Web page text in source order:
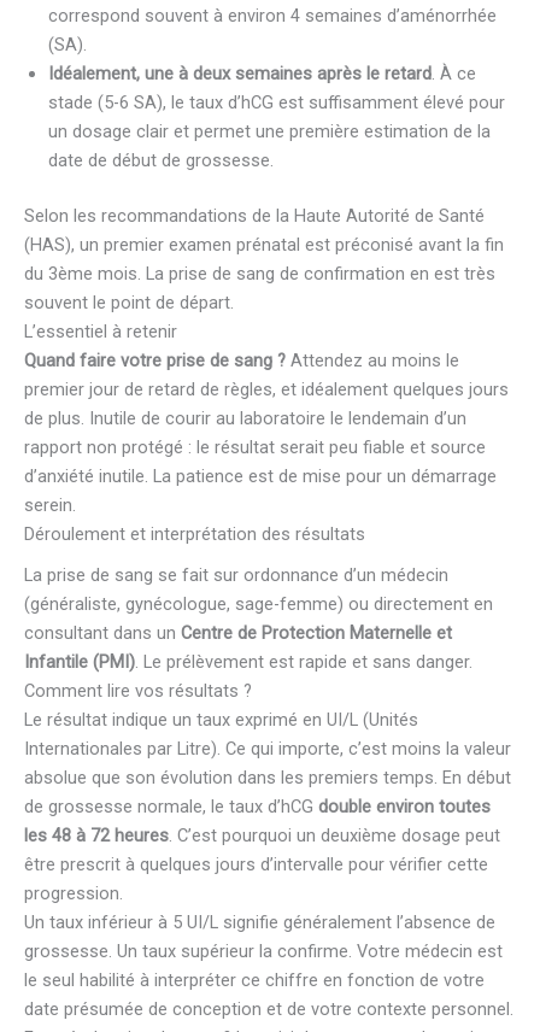
correspond souvent à environ 4 semaines d’aménorrhée
(SA).
Idéalement, une à deux semaines après le retard. À ce
stade (5-6 SA), le taux d’hCG est suffisamment élevé pour
un dosage clair et permet une première estimation de la
date de début de grossesse.
Selon les recommandations de la Haute Autorité de Santé
(HAS), un premier examen prénatal est préconisé avant la fin
du 3ème mois. La prise de sang de confirmation en est très
souvent le point de départ.
L’essentiel à retenir
Quand faire votre prise de sang ? Attendez au moins le
premier jour de retard de règles, et idéalement quelques jours
de plus. Inutile de courir au laboratoire le lendemain d’un
rapport non protégé : le résultat serait peu fiable et source
d’anxiété inutile. La patience est de mise pour un démarrage
serein.
Déroulement et interprétation des résultats
La prise de sang se fait sur ordonnance d’un médecin
(généraliste, gynécologue, sage-femme) ou directement en
consultant dans un Centre de Protection Maternelle et
Infantile (PMI). Le prélèvement est rapide et sans danger.
Comment lire vos résultats ?
Le résultat indique un taux exprimé en UI/L (Unités
Internationales par Litre). Ce qui importe, c’est moins la valeur
absolue que son évolution dans les premiers temps. En début
de grossesse normale, le taux d’hCG double environ toutes
les 48 à 72 heures. C’est pourquoi un deuxième dosage peut
être prescrit à quelques jours d’intervalle pour vérifier cette
progression.
Un taux inférieur à 5 UI/L signifie généralement l’absence de
grossesse. Un taux supérieur la confirme. Votre médecin est
le seul habilité à interpréter ce chiffre en fonction de votre
date présumée de conception et de votre contexte personnel.